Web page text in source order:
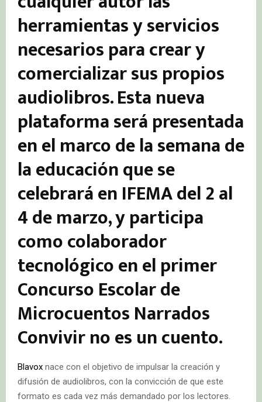
herramientas y servicios
necesarios para crear y
comercializar sus propios
audiolibros. Esta nueva
plataforma será presentada
en el marco de la semana de
la educación que se
celebrará en IFEMA del 2 al
4 de marzo, y participa
como colaborador
tecnológico en el primer
Concurso Escolar de
Microcuentos Narrados
Convivir no es un cuento.
Blavox nace con el objetivo de impulsar la creación y
difusión de audiolibros, con la convicción de que este
formato es cada vez más demandado por los lectores.